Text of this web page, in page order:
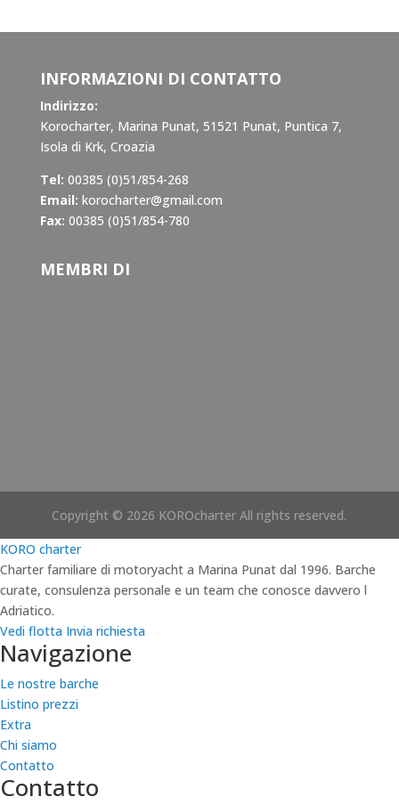
INFORMAZIONI DI CONTATTO
Indirizzo:
Korocharter, Marina Punat, 51521 Punat, Puntica 7,
Isola di Krk, Croazia
Tel: 00385 (0)51/854-268
Email: korocharter@gmail.com
Fax: 00385 (0)51/854-780
MEMBRI DI
Copyright © 2026 KOROcharter All rights reserved.
KORO charter
Charter familiare di motoryacht a Marina Punat dal 1996. Barche
curate, consulenza personale e un team che conosce davvero l
Adriatico.
Vedi flotta Invia richiesta
Navigazione
Le nostre barche
Listino prezzi
Extra
Chi siamo
Contatto
Contatto